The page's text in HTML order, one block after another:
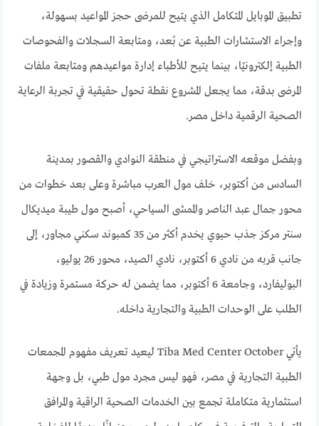
تطبيق الموبايل المتكامل الذي يتيح للمرضى حجز المواعيد بسهولة،
وإجراء الاستشارات الطبية عن بُعد، ومتابعة السجلات والفحوصات
الطبية إلكترونيًا، بينما يتيح للأطباء إدارة مواعيدهم ومتابعة ملفات
المرضى بدقة، مما يجعل المشروع نقطة تحول حقيقية في تجربة الرعاية
الصحية الرقمية داخل مصر.
وبفضل موقعه الاستراتيجي في منطقة النوادي والقصور بمدينة
السادس من أكتوبر، خلف مول العرب مباشرة وعلى بعد خطوات من
محور جمال عبد الناصر والممشى السياحي، أصبح مول طيبة ميديكال
سنتر مركز جذب حيوي يخدم أكثر من 35 كمبوند سكني مجاور، إلى
جانب قربه من نادي 6 أكتوبر، نادي الصيد، محور 26 يوليو،
البوليفارد، وجامعة 6 أكتوبر، مما يضمن له حركة مستمرة وزيادة في
الطلب على الوحدات الطبية والتجارية داخله.
يأتي Tiba Med Center October ليعيد تعريف مفهوم المجمعات
الطبية التجارية في مصر، فهو ليس مجرد مول طبي، بل وجهة
استثمارية متكاملة تجمع بين الخدمات الصحية الراقية والمرافق